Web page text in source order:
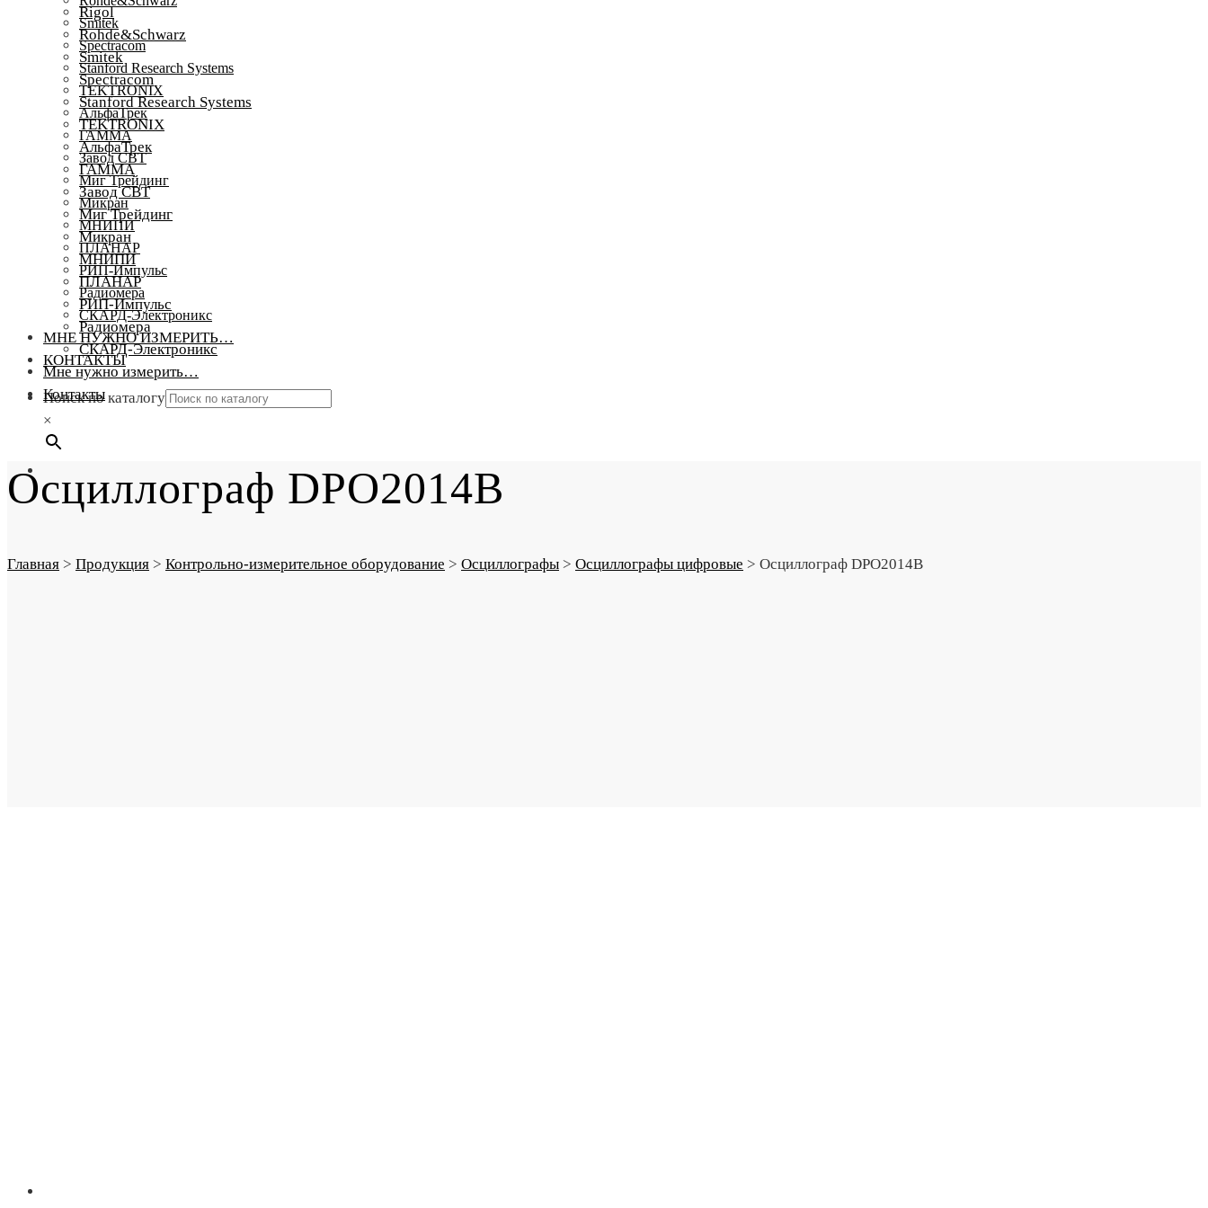
Smitek
Spectracom
Stanford Research Systems
TEKTRONIX
АльфаТрек
ГАММА
Завод СВТ
Миг Трейдинг
Микран
МНИПИ
ПЛАНАР
РИП-Импульс
Радиомера
СКАРД-Электроникс
МНЕ НУЖНО ИЗМЕРИТЬ…
КОНТАКТЫ
Поиск по каталогу
×
Rigol
Rohde&Schwarz
Smitek
Spectracom
Stanford Research Systems
TEKTRONIX
АльфаТрек
ГАММА
Завод СВТ
Миг Трейдинг
Микран
МНИПИ
ПЛАНАР
РИП-Импульс
Радиомера
СКАРД-Электроникс
Мне нужно измерить…
Контакты
Осциллограф DPO2014B
Главная > Продукция > Контрольно-измерительное оборудование > Осциллографы > Осциллографы цифровые > Осциллограф DPO2014B